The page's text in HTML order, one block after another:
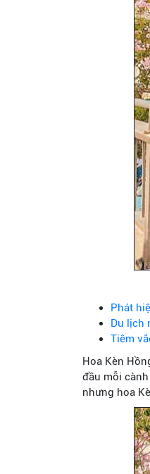
Phát
Du lịch
Tiêm
Hoa Kèn
đầu mỗi
nhưng hoa